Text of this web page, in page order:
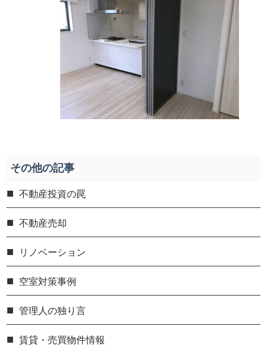
その他の記事
不動産投資の罠
不動産売却
リノベーション
空室対策事例
管理人の独り言
賃貸・売買物件情報